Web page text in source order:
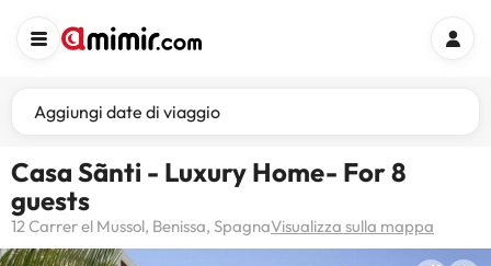
Aggiungi date di viaggio
Casa Sãnti - Luxury Home- For 8
guests
12 Carrer el Mussol, Benissa, SpagnaVisualizza sulla mappa